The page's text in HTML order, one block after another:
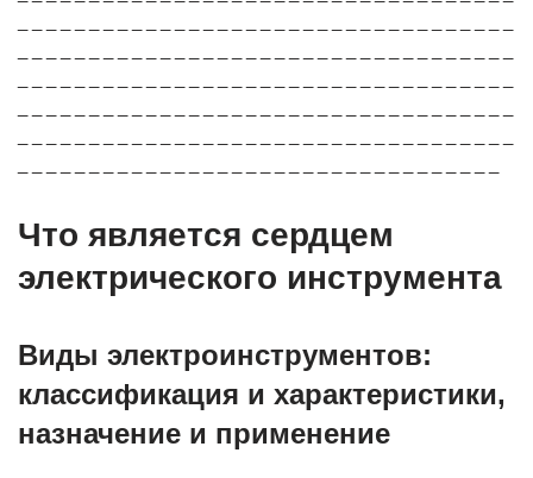
Что является сердцем
электрического инструмента
Виды электроинструментов:
классификация и характеристики,
назначение и применение